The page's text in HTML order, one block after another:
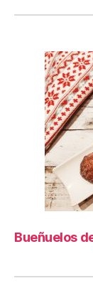
Bueñuelos